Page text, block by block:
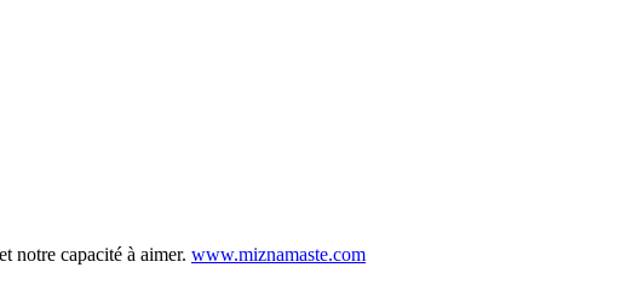
notre capacité à aimer. www.miznamaste.com